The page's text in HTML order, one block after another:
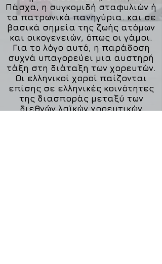
Πάσχα, η συγκομιδή σταφυλιών ή
τα πατρωνικά πανηγύρια. και σε
βασικά σημεία της ζωής ατόμων
και οικογενειών, όπως οι γάμοι.
Για το λόγο αυτό, η παράδοση
συχνά υπαγορεύει μια αυστηρή
τάξη στη διάταξη των χορευτών.
Οι ελληνικοί χοροί παίζονται
επίσης σε ελληνικές κοινότητες
της διασποράς μεταξύ των
διεθνών λαϊκών χορευτικών